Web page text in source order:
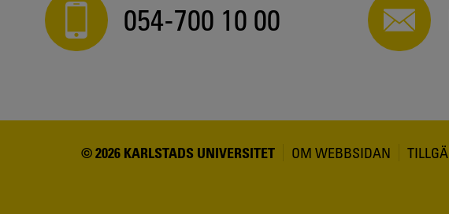
054-700 10 00
© 2026 KARLSTADS UNIVERSITET OM WEBBSIDAN